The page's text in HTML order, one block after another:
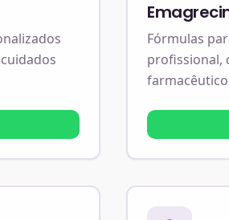
Fórmulas
profissional,